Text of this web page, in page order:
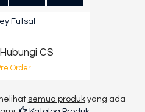
Futsal
CS
Order
semua produkyang ada